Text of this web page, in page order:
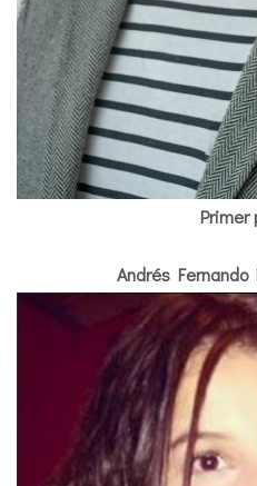
Primer
Andrés Fernando